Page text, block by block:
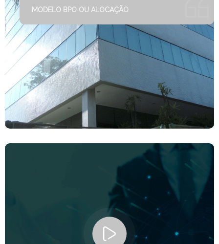
MODELO BPO OU ALOCAÇÃO